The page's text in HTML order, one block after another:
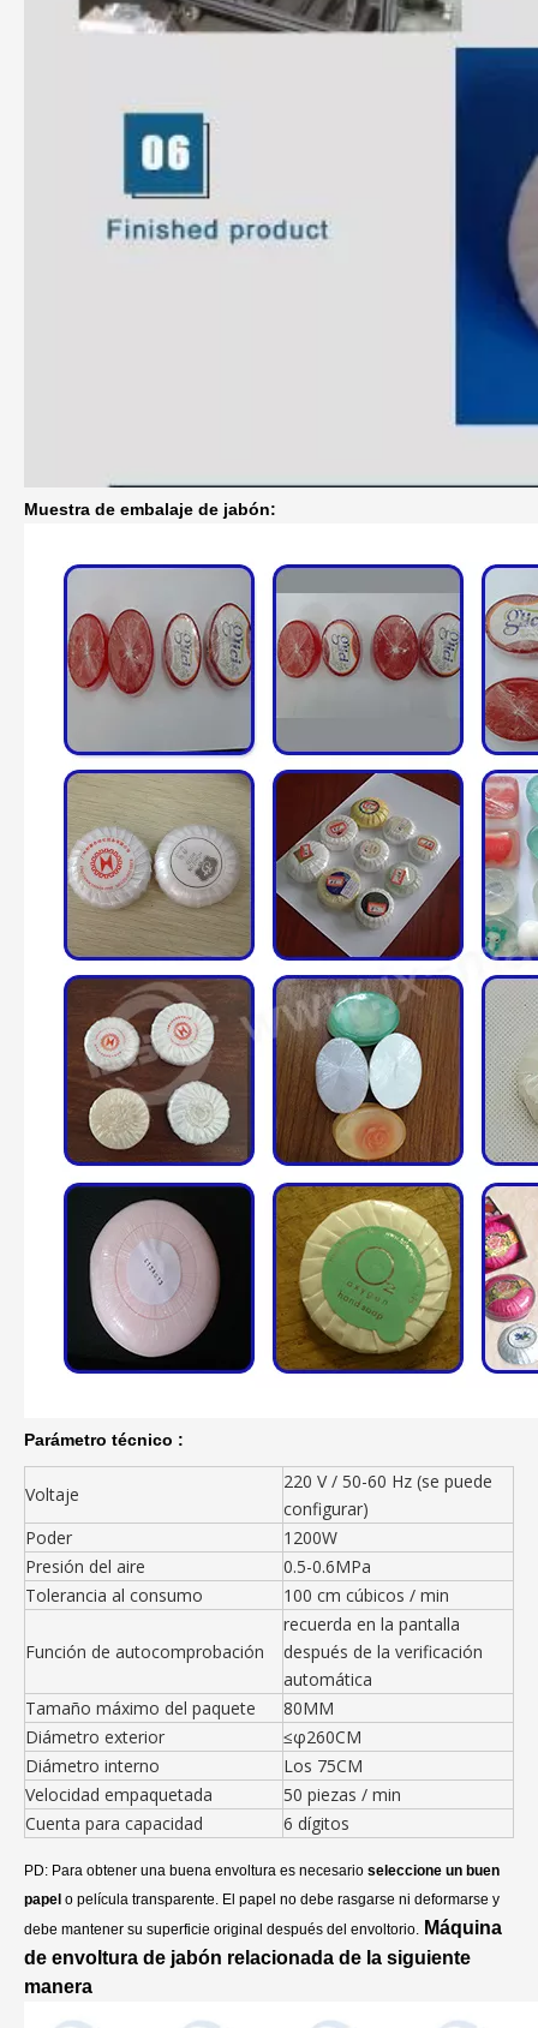
Muestra de embalaje de jabón:
Parámetro técnico :
Voltaje
220 V / 50-60 Hz (se puede
configurar)
Poder
1200W
Presión del aire
0.5-0.6MPa
Tolerancia al consumo
100 cm cúbicos / min
Función de autocomprobación
recuerda en la pantalla
después de la verificación
automática
Tamaño máximo del paquete
80MM
Diámetro exterior
≤φ260CM
Diámetro interno
Los 75CM
Velocidad empaquetada
50 piezas / min
Cuenta para capacidad
6 dígitos
PD: Para obtener una buena envoltura es necesario seleccione un buen
papel o película transparente. El papel no debe rasgarse ni deformarse y
debe mantener su superficie original después del envoltorio. Máquina
de envoltura de jabón relacionada de la siguiente
manera